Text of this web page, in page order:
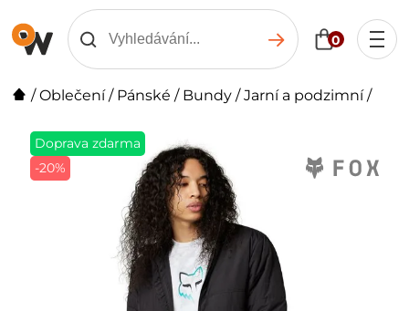
0
/Oblečení/ Pánské / Bundy /Jarní a podzimní/
Doprava zdarma
-20%